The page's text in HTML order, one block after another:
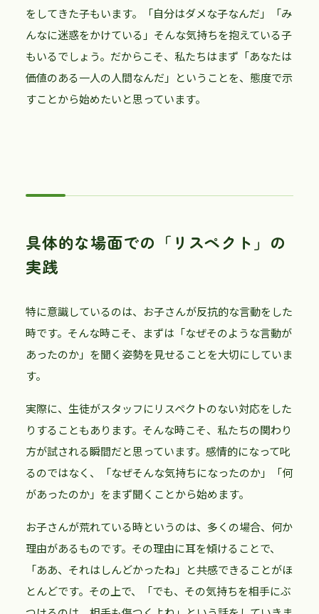
をしてきた子もいます。「自分はダメな子なんだ」「み
んなに迷惑をかけている」そんな気持ちを抱えている子
もいるでしょう。だからこそ、私たちはまず「あなたは
価値のある一人の人間なんだ」ということを、態度で示
すことから始めたいと思っています。
具体的な場面での「リスペクト」の
実践
特に意識しているのは、お子さんが反抗的な言動をした
時です。そんな時こそ、まずは「なぜそのような言動が
あったのか」を聞く姿勢を見せることを大切にしていま
す。
実際に、生徒がスタッフにリスペクトのない対応をした
りすることもあります。そんな時こそ、私たちの関わり
方が試される瞬間だと思っています。感情的になって叱
るのではなく、「なぜそんな気持ちになったのか」「何
があったのか」をまず聞くことから始めます。
お子さんが荒れている時というのは、多くの場合、何か
理由があるものです。その理由に耳を傾けることで、
「ああ、それはしんどかったね」と共感できることがほ
とんどです。その上で、「でも、その気持ちを相手にぶ